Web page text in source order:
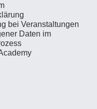
bei Veranstaltungen
Daten im